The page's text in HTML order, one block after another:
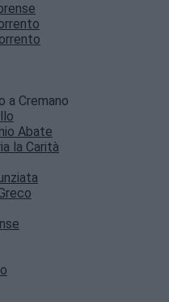
a Cremano
Abate
la Carità